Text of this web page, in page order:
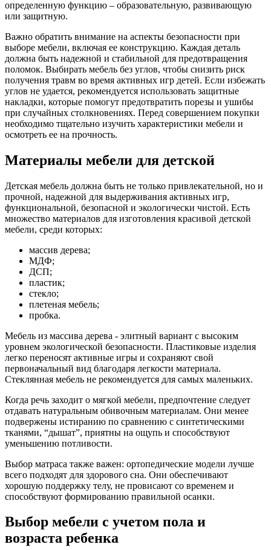
определенную функцию – образовательную, развивающую
или защитную.
Важно обратить внимание на аспекты безопасности при
выборе мебели, включая ее конструкцию. Каждая деталь
должна быть надежной и стабильной для предотвращения
поломок. Выбирать мебель без углов, чтобы снизить риск
получения травм во время активных игр детей. Если избежать
углов не удается, рекомендуется использовать защитные
накладки, которые помогут предотвратить порезы и ушибы
при случайных столкновениях. Перед совершением покупки
необходимо тщательно изучить характеристики мебели и
осмотреть ее на прочность.
Материалы мебели для детской
Детская мебель должна быть не только привлекательной, но и
прочной, надежной для выдерживания активных игр,
функциональной, безопасной и экологически чистой. Есть
множество материалов для изготовления красивой детской
мебели, среди которых:
массив дерева;
МДФ;
ДСП;
пластик;
стекло;
плетеная мебель;
пробка.
Мебель из массива дерева - элитный вариант с высоким
уровнем экологической безопасности. Пластиковые изделия
легко переносят активные игры и сохраняют свой
первоначальный вид благодаря легкости материала.
Стеклянная мебель не рекомендуется для самых маленьких.
Когда речь заходит о мягкой мебели, предпочтение следует
отдавать натуральным обивочным материалам. Они менее
подвержены истиранию по сравнению с синтетическими
тканями, “дышат”, приятны на ощупь и способствуют
уменьшению потливости.
Выбор матраса также важен: ортопедические модели лучше
всего подходят для здорового сна. Они обеспечивают
хорошую поддержку телу, не провисают со временем и
способствуют формированию правильной осанки.
Выбор мебели с учетом пола и
возраста ребенка